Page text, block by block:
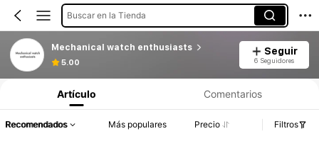
Buscar en la Tienda
Mechanical watch enthusiasts
5.00
Seguir
6 Seguidores
Artículo Comentarios
Recomendados Más populares Precio Filtros